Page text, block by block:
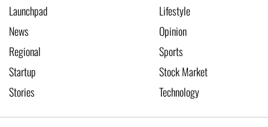
Launchpad
Lifestyle
News
Opinion
Regional
Sports
Startup
Stock Market
Stories
Technology